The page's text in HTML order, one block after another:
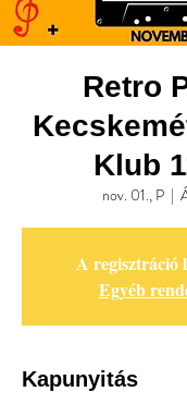
Retro
Klub
nov. 01., P
  |
A regisztráció
Egyéb
Kapunyitás